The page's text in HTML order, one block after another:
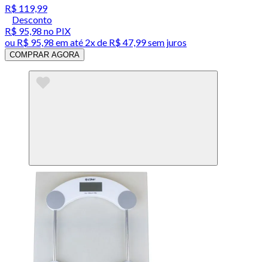
R$ 119,99
Desconto
R$ 95,98 no PIX
ou R$ 95,98 em até 2x de R$ 47,99 sem juros
COMPRAR AGORA